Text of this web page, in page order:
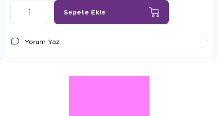
Yorum Yaz